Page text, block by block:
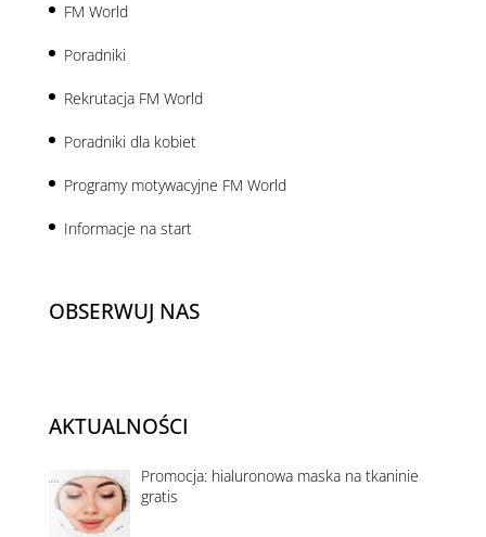
FM World
Poradniki
Rekrutacja FM World
Poradniki dla kobiet
Programy motywacyjne FM World
Informacje na start
OBSERWUJ NAS
AKTUALNOŚCI
Promocja: hialuronowa maska na tkaninie
gratis